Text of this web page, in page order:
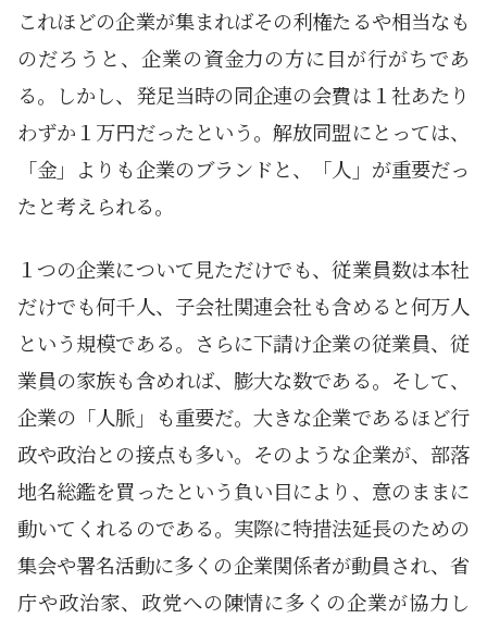
これほどの企業が集まればその利権たるや相当なも
のだろうと、企業の資金力の方に目が行がちであ
る。しかし、発足当時の同企連の会費は１社あたり
わずか１万円だったという。解放同盟にとっては、
「金」よりも企業のブランドと、「人」が重要だっ
たと考えられる。
１つの企業について見ただけでも、従業員数は本社
だけでも何千人、子会社関連会社も含めると何万人
という規模である。さらに下請け企業の従業員、従
業員の家族も含めれば、膨大な数である。そして、
企業の「人脈」も重要だ。大きな企業であるほど行
政や政治との接点も多い。そのような企業が、部落
地名総鑑を買ったという負い目により、意のままに
動いてくれるのである。実際に特措法延長のための
集会や署名活動に多くの企業関係者が動員され、省
庁や政治家、政党への陳情に多くの企業が協力し